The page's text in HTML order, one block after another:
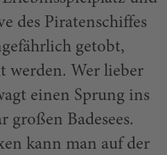
des Piratenschiffes
getobt,
werden. Wer lieber
einen Sprung ins
großen Badesees.
kann man auf der